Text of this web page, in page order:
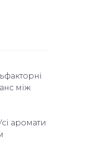
між
аромати